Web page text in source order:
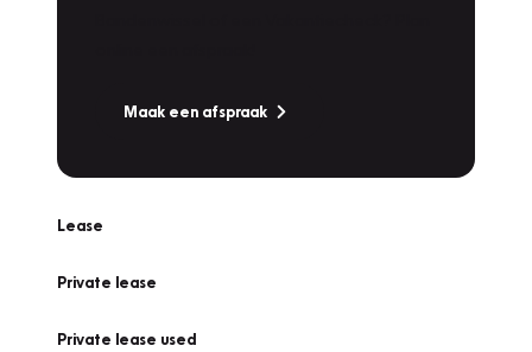
Maak een afspraak
Lease
Private lease
Private lease used